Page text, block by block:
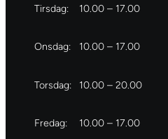
Tirsdag: 10.00 – 17.00
Onsdag: 10.00 – 17.00
Torsdag: 10.00 – 20.00
Fredag: 10.00 – 17.00